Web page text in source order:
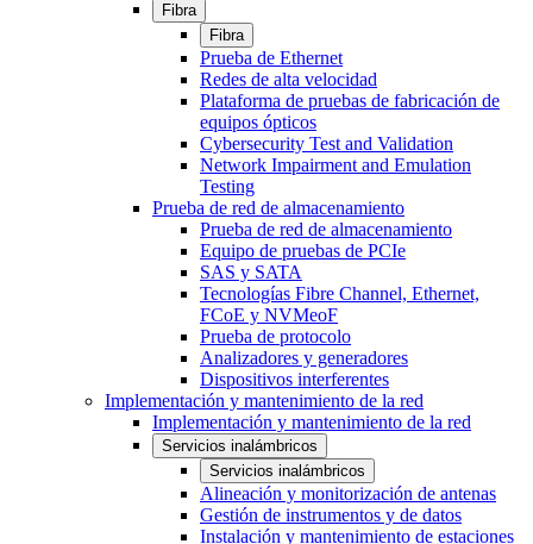
Fibra
Fibra
Prueba de Ethernet
Redes de alta velocidad
Plataforma de pruebas de fabricación de
equipos ópticos
Cybersecurity Test and Validation
Network Impairment and Emulation
Testing
Prueba de red de almacenamiento
Prueba de red de almacenamiento
Equipo de pruebas de PCIe
SAS y SATA
Tecnologías Fibre Channel, Ethernet,
FCoE y NVMeoF
Prueba de protocolo
Analizadores y generadores
Dispositivos interferentes
Implementación y mantenimiento de la red
Implementación y mantenimiento de la red
Servicios inalámbricos
Servicios inalámbricos
Alineación y monitorización de antenas
Gestión de instrumentos y de datos
Instalación y mantenimiento de estaciones